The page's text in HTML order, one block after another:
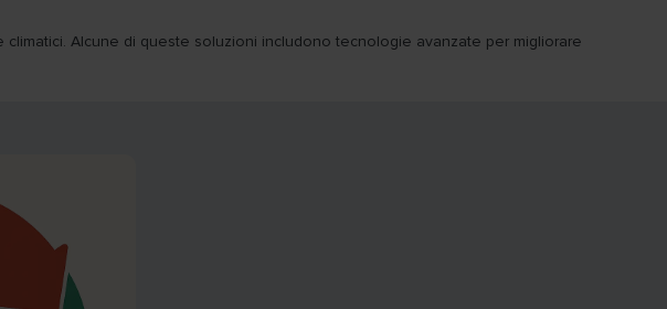
climatici. Alcune di queste soluzioni includono tecnologie avanzate per migliorare